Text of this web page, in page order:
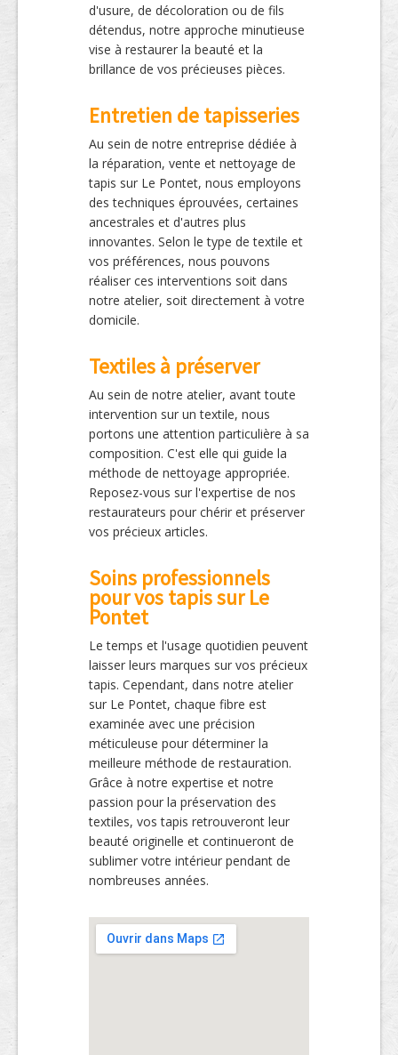
d'usure, de décoloration ou de fils
détendus, notre approche minutieuse
vise à restaurer la beauté et la
brillance de vos précieuses pièces.
Entretien de tapisseries
Au sein de notre entreprise dédiée à
la réparation, vente et nettoyage de
tapis sur Le Pontet, nous employons
des techniques éprouvées, certaines
ancestrales et d'autres plus
innovantes. Selon le type de textile et
vos préférences, nous pouvons
réaliser ces interventions soit dans
notre atelier, soit directement à votre
domicile.
Textiles à préserver
Au sein de notre atelier, avant toute
intervention sur un textile, nous
portons une attention particulière à sa
composition. C'est elle qui guide la
méthode de nettoyage appropriée.
Reposez-vous sur l'expertise de nos
restaurateurs pour chérir et préserver
vos précieux articles.
Soins professionnels
pour vos tapis sur Le
Pontet
Le temps et l'usage quotidien peuvent
laisser leurs marques sur vos précieux
tapis. Cependant, dans notre atelier
sur Le Pontet, chaque fibre est
examinée avec une précision
méticuleuse pour déterminer la
meilleure méthode de restauration.
Grâce à notre expertise et notre
passion pour la préservation des
textiles, vos tapis retrouveront leur
beauté originelle et continueront de
sublimer votre intérieur pendant de
nombreuses années.